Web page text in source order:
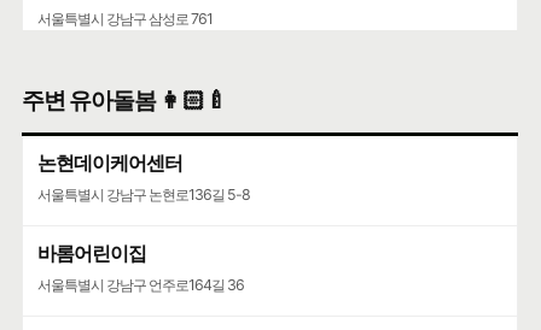
서울특별시 강남구 삼성로 761
주변 유아돌봄 👩🏻‍🍼
논현데이케어센터
서울특별시 강남구 논현로136길 5-8
바롬어린이집
서울특별시 강남구 언주로164길 36